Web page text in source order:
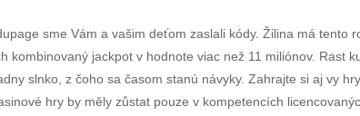
sme Vám a vašim deťom zaslali kódy. Žilina má tento
kombinovaný jackpot v hodnote viac než 11 miliónov. Rast
slnko, z čoho sa časom stanú návyky. Zahrajte si aj vy
hry by měly zůstat pouze v kompetencích